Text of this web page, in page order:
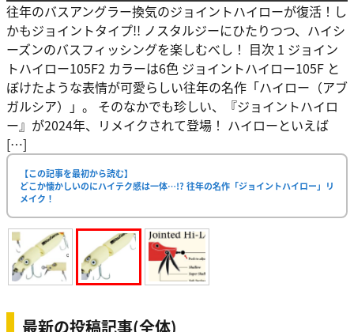
往年のバスアングラー換気のジョイントハイローが復活！し
かもジョイントタイプ!! ノスタルジーにひたりつつ、ハイシ
ーズンのバスフィッシングを楽しむべし！ 目次 1 ジョイン
トハイロー105F2 カラーは6色 ジョイントハイロー105F と
ぼけたような表情が可愛らしい往年の名作「ハイロー（アブ
ガルシア）」。 そのなかでも珍しい、『ジョイントハイロ
ー』が2024年、リメイクされて登場！ ハイローといえば
[…]
【この記事を最初から読む】
どこか懐かしいのにハイテク感は一体…!? 往年の名作「ジョイントハイロー」リ
メイク！
最新の投稿記事(全体)